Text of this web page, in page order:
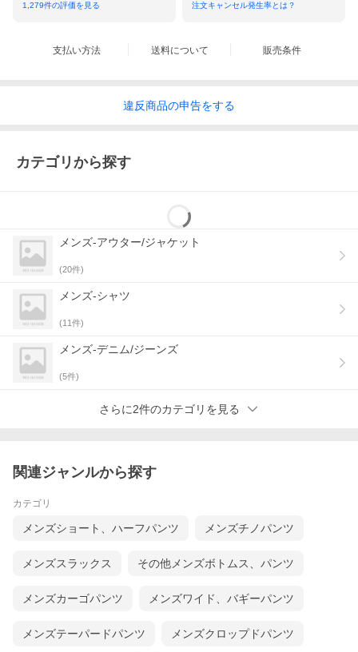
1,279件の評価を見る 注文キャンセル発生率とは？
支払い方法 送料について 販売条件
違反商品の申告をする
カテゴリから探す
メンズ-アウター/ジャケット
(20件)
メンズ-シャツ
(11件)
メンズ-デニム/ジーンズ
(5件)
さらに2件のカテゴリを見る
関連ジャンルから探す
カテゴリ
メンズショート、ハーフパンツ メンズチノパンツ
メンズスラックス その他メンズボトムス、パンツ
メンズカーゴパンツ メンズワイド、バギーパンツ
メンズテーパードパンツ メンズクロップドパンツ